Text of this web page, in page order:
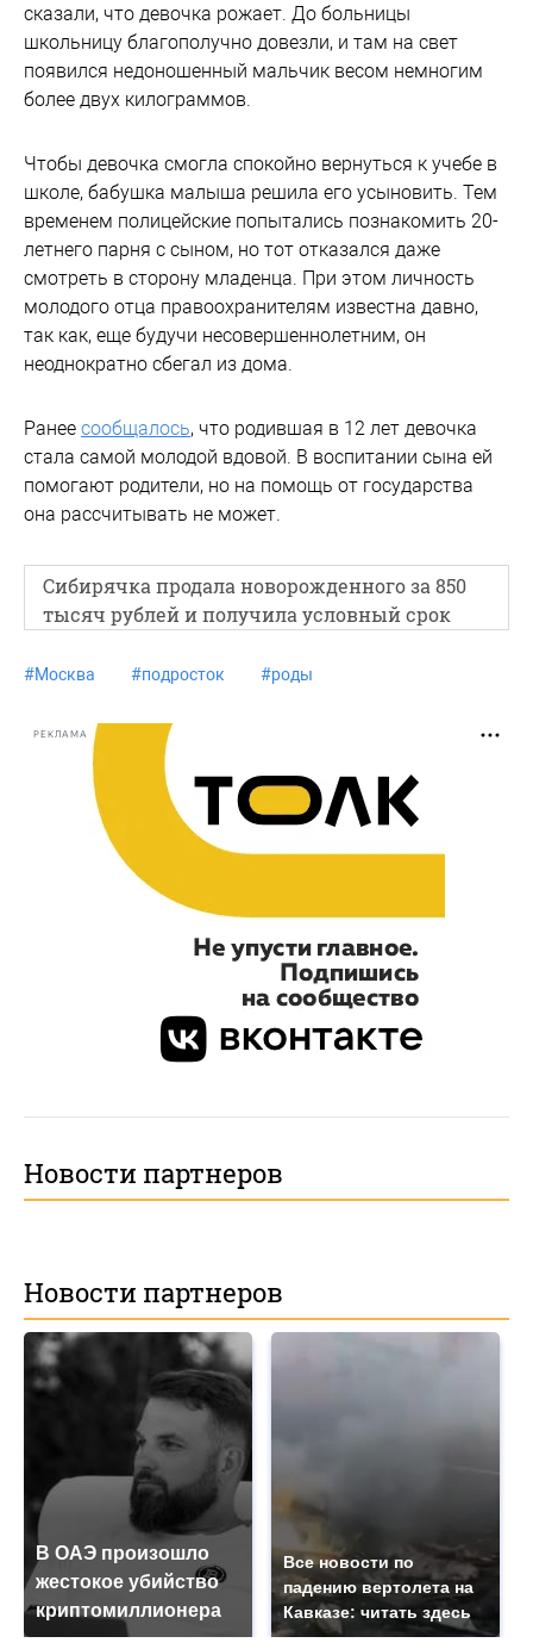
сказали, что девочка рожает. До больницы
школьницу благополучно довезли, и там на свет
появился недоношенный мальчик весом немногим
более двух килограммов.
Чтобы девочка смогла спокойно вернуться к учебе в
школе, бабушка малыша решила его усыновить. Тем
временем полицейские попытались познакомить 20-
летнего парня с сыном, но тот отказался даже
смотреть в сторону младенца. При этом личность
молодого отца правоохранителям известна давно,
так как, еще будучи несовершеннолетним, он
неоднократно сбегал из дома.
Ранее сообщалось, что родившая в 12 лет девочка
стала самой молодой вдовой. В воспитании сына ей
помогают родители, но на помощь от государства
она рассчитывать не может.
Сибирячка продала новорожденного за 850
тысяч рублей и получила условный срок
#Москва #подросток #роды
РЕКЛАМА
Новости партнеров
Новости партнеров
В ОАЭ произошло
жестокое убийство
криптомиллионера
Все новости по
падению вертолета на
Кавказе: читать здесь